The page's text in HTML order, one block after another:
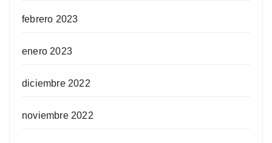
febrero 2023
enero 2023
diciembre 2022
noviembre 2022